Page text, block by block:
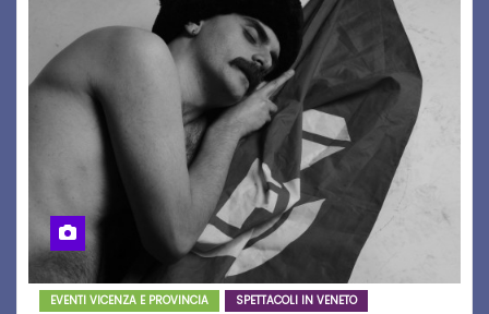
EVENTI VICENZA E PROVINCIA SPETTACOLI IN VENETO